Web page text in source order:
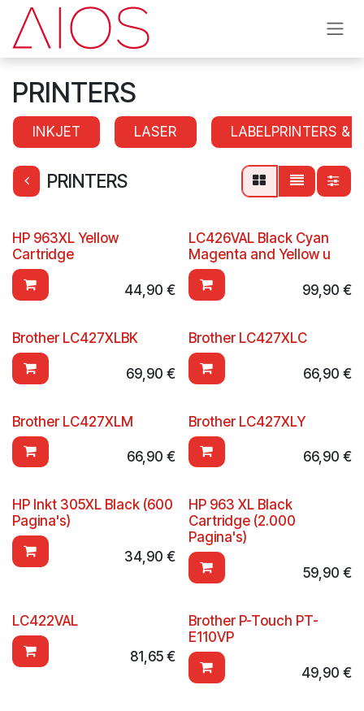
Se rendre au contenu
PRINTERS
INKJET LASER LABELPRINTERS &
PRINTERS
HP 963XL Yellow
Cartridge
44,90 €
LC426VAL Black Cyan
Magenta and Yellow u
99,90 €
Brother LC427XLBK
69,90 €
Brother LC427XLC
66,90 €
Brother LC427XLM
66,90 €
Brother LC427XLY
66,90 €
HP Inkt 305XL Black (600
Pagina's)
34,90 €
HP 963 XL Black
Cartridge (2.000
Pagina's)
59,90 €
LC422VAL
81,65€
Brother P-Touch PT-
E110VP
49,90 €